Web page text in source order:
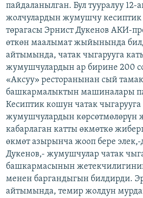
АЗАТТЫК+
ЫҢГАЙСЫЗ СУРООЛОР
ЭЕ/АРнун бардык сайттары
пайдаланылган. Бул тууралуу 12-
жолчулардын жумушчу
төрагасы Эрнист Дукенов АКИ-
өткөн маалымат жыйынында
айтымында, чатак чыгарууга
жумушчулардын ар бирине 200
«Аксуу» ресторанынан сый
башкармалыктын машиналары
Кесиптик кошун чатак
жумушчулардын көрсөтмөлөрүн
кабарлаган катты өкмөткө
өкмөт азырынча жооп бере
Дукенов,- жумушчулар чатак
башкармасынын
менен баргандыгын билдирди.
айтымында, темир жолдун